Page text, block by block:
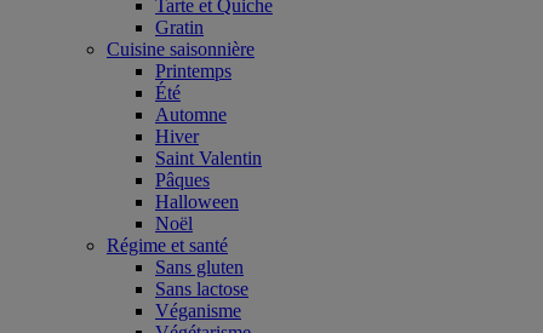
Tarte et Quiche
Gratin
Cuisine saisonnière
Printemps
Été
Automne
Hiver
Saint Valentin
Pâques
Halloween
Noël
Régime et santé
Sans gluten
Sans lactose
Véganisme